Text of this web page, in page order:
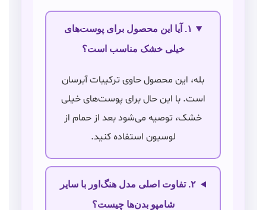
۱. آیا این محصول برای پوست‌های
خیلی خشک مناسب است؟
بله، این محصول حاوی ترکیبات آبرسان
است. با این حال برای پوست‌های خیلی
خشک، توصیه می‌شود بعد از حمام از
لوسیون استفاده کنید.
۲. تفاوت اصلی مدل هنگ‌اور با سایر
شامپو بدن‌ها چیست؟